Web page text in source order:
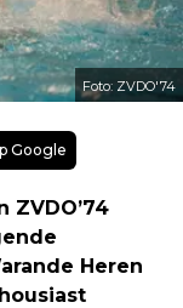
Foto: ZVDO'74
Google
ZVDO’74
Heren